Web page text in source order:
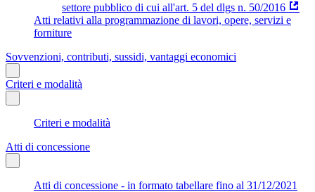
settore pubblico di cui all'art. 5 del dlgs n. 50/2016
Atti relativi alla programmazione di lavori, opere, servizi e
forniture
Sovvenzioni, contributi, sussidi, vantaggi economici
Criteri e modalità
Criteri e modalità
Atti di concessione
Atti di concessione - in formato tabellare fino al 31/12/2021